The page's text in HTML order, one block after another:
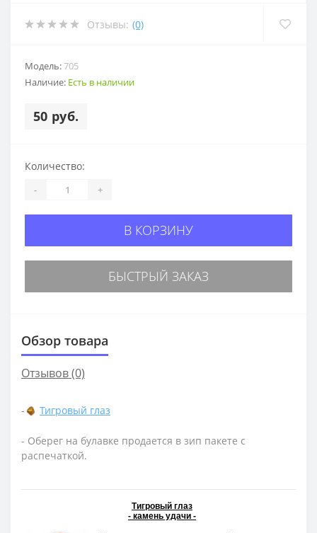
Отзывы: (0)
Модель:705
Наличие: Есть в наличии
50 руб.
Количество:
- +
В КОРЗИНУ
БЫСТРЫЙ ЗАКАЗ
Обзор товара
Отзывов (0)
- Тигровый глаз
- Оберег на булавке продается в зип пакете с
распечаткой.
Тигровый глаз
- камень удачи -